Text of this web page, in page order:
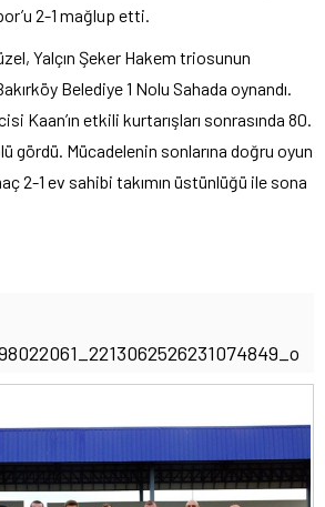
2-1 mağlup etti.
Yalçın Şeker Hakem triosunun
Belediye 1 Nolu Sahada oynandı.
Kaan’ın etkili kurtarışları sonrasında 80.
gördü. Mücadelenin sonlarına doğru oyun
2-1 ev sahibi takımın üstünlüğü ile sona